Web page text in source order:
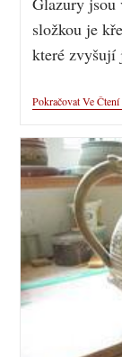
složkou je
které zvyšují
Pokračovat Ve Čtení